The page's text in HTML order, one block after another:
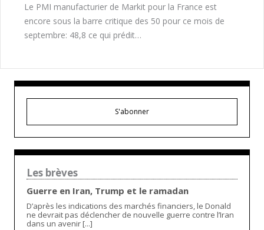
Le PMI manufacturier de Markit pour la France est
encore sous la barre critique des 50 pour ce mois de
septembre: 48,8 ce qui prédit…
S'abonner
Les brèves
Guerre en Iran, Trump et le ramadan
D’après les indications des marchés financiers, le Donald
ne devrait pas déclencher de nouvelle guerre contre l’Iran
dans un avenir [...]